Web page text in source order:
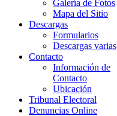
Galería de Fotos
Mapa del Sitio
Descargas
Formularios
Descargas varias
Contacto
Información de
Contacto
Ubicación
Tribunal Electoral
Denuncias Online